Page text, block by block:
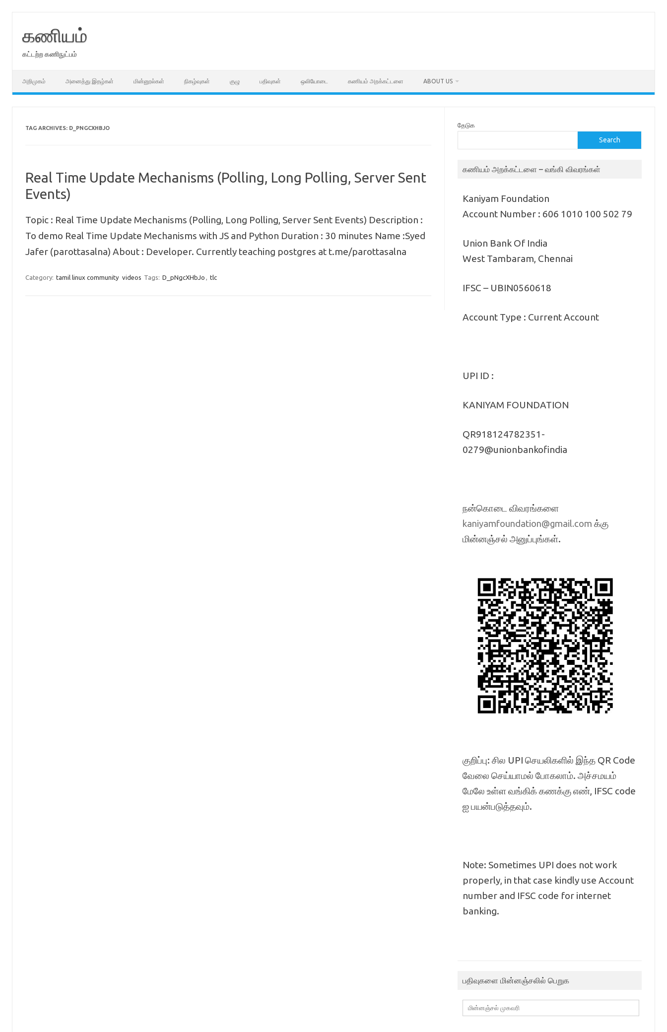
கணியம்
கட்டற்ற கணிநுட்பம்
அறிமுகம் அனைத்து இதழ்கள் மின்னூல்கள் நிகழ்வுகள் குழு பதிவுகள் ஒலியோடை கணியம் அறக்கட்டளை ABOUT US
TAG ARCHIVES: D_PNGCXHBJO
Real Time Update Mechanisms (Polling, Long Polling, Server Sent
Events)
Topic : Real Time Update Mechanisms (Polling, Long Polling, Server Sent Events) Description :
To demo Real Time Update Mechanisms with JS and Python Duration : 30 minutes Name :Syed
Jafer (parottasalna) About : Developer. Currently teaching postgres at t.me/parottasalna
Category: tamil linux community videos Tags: D_pNgcXHbJo , tlc
தேடுக
Search
கணியம் அறக்கட்டளை – வங்கி விவரங்கள்
Kaniyam Foundation
Account Number : 606 1010 100 502 79
Union Bank Of India
West Tambaram, Chennai
IFSC – UBIN0560618
Account Type : Current Account
UPI ID :
KANIYAM FOUNDATION
QR918124782351-
0279@unionbankofindia
நன்கொடை விவரங்களை
kaniyamfoundation@gmail.com க்கு
மின்னஞ்சல் அனுப்புங்கள்.
குறிப்பு: சில UPI செயலிகளில் இந்த QR Code
வேலை செய்யாமல் போகலாம். அச்சமயம்
மேலே உள்ள வங்கிக் கணக்கு எண், IFSC code
ஐ பயன்படுத்தவும்.
Note: Sometimes UPI does not work
properly, in that case kindly use Account
number and IFSC code for internet
banking.
பதிவுகளை மின்னஞ்சலில் பெறுக
மின்னஞ்சல்
முகவரி